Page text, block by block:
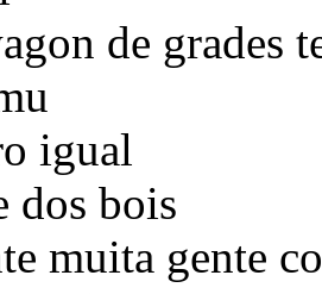
de grades
igual
dos bois
muita gente